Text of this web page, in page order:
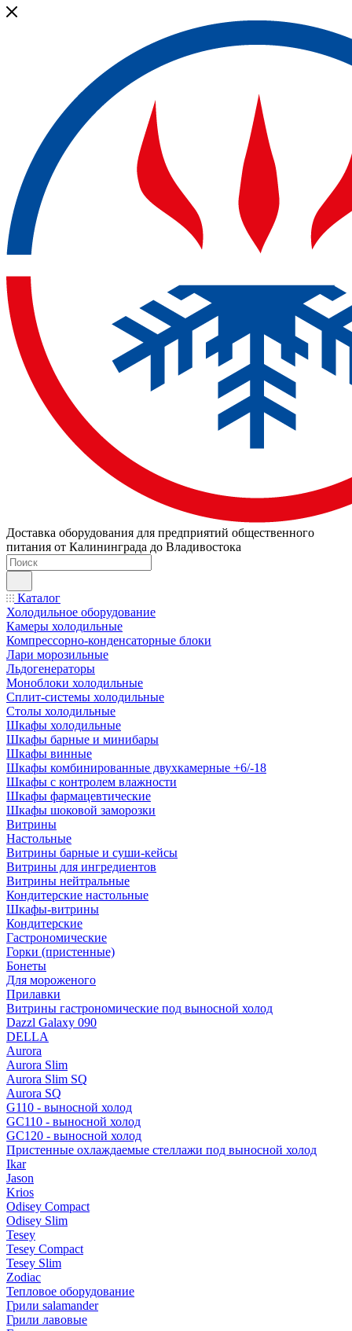
Доставка оборудования для предприятий общественного
питания от Калининграда до Владивостока
Каталог
Холодильное оборудование
Камеры холодильные
Компрессорно-конденсаторные блоки
Лари морозильные
Льдогенераторы
Моноблоки холодильные
Сплит-системы холодильные
Столы холодильные
Шкафы холодильные
Шкафы барные и минибары
Шкафы винные
Шкафы комбинированные двухкамерные +6/-18
Шкафы с контролем влажности
Шкафы фармацевтические
Шкафы шоковой заморозки
Витрины
Настольные
Витрины барные и суши-кейсы
Витрины для ингредиентов
Витрины нейтральные
Кондитерские настольные
Шкафы-витрины
Кондитерские
Гастрономические
Горки (пристенные)
Бонеты
Для мороженого
Прилавки
Витрины гастрономические под выносной холод
Dazzl Galaxy 090
DELLA
Aurora
Aurora Slim
Aurora Slim SQ
Aurora SQ
G110 - выносной холод
GC110 - выносной холод
GC120 - выносной холод
Пристенные охлаждаемые стеллажи под выносной холод
Ikar
Jason
Krios
Odisey Compact
Odisey Slim
Tesey
Tesey Compact
Tesey Slim
Zodiac
Тепловое оборудование
Грили salamander
Грили лавовые